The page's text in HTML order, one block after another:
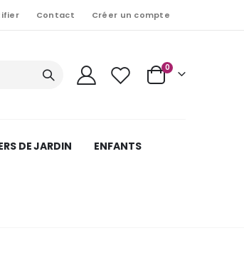
Contact Créer un compte
Cart
0Articles
DE JARDIN ENFANTS